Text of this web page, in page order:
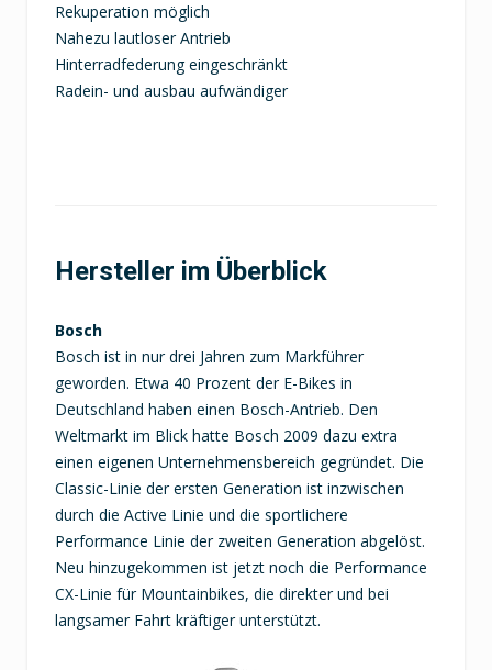
Rekuperation möglich
Nahezu lautloser Antrieb
Hinterradfederung eingeschränkt
Radein- und ausbau aufwändiger
Hersteller im Überblick
Bosch
Bosch ist in nur drei Jahren zum Markführer
geworden. Etwa 40 Prozent der E-Bikes in
Deutschland haben einen Bosch-Antrieb. Den
Weltmarkt im Blick hatte Bosch 2009 dazu extra
einen eigenen Unternehmensbereich gegründet. Die
Classic-Linie der ersten Generation ist inzwischen
durch die Active Linie und die sportlichere
Performance Linie der zweiten Generation abgelöst.
Neu hinzugekommen ist jetzt noch die Performance
CX-Linie für Mountainbikes, die direkter und bei
langsamer Fahrt kräftiger unterstützt.